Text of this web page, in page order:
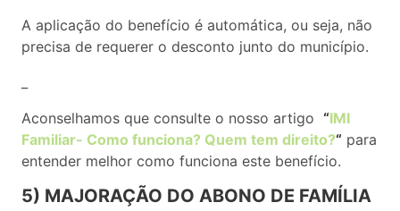
A aplicação do benefício é automática, ou seja, não
precisa de requerer o desconto junto do município.
Aconselhamos que consulte o nosso artigo “IMI
Familiar- Como funciona? Quem tem direito?“ para
entender melhor como funciona este benefício.
5) MAJORAÇÃO DO ABONO DE FAMÍLIA